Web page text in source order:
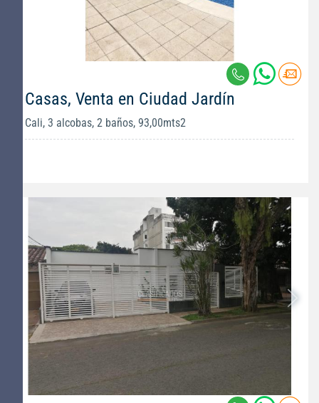
Casas, Venta en Ciudad Jardín
Cali, 3 alcobas, 2 baños, 93,00mts2